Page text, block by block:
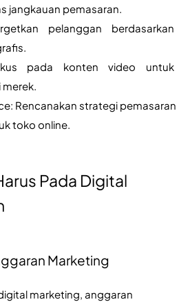
jangkauan pemasaran.
pelanggan berdasarkan
pada konten video untuk
Rencanakan strategi pemasaran
toko online.
Pada Digital
Marketing
marketing, anggaran